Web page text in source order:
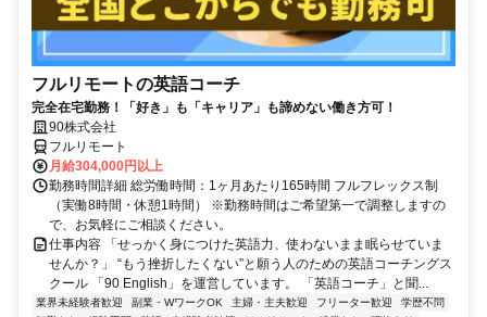
フルリモートの英語コーチ
完全在宅勤務！「好き」も「キャリア」も諦めない働き方可！
90株式会社
フルリモート
月給304,000円以上
勤務時間詳細 総労働時間：1ヶ月あたり165時間 フルフレックス制
（実働8時間・休憩1時間） ※勤務時間はご希望第一で調整しますの
で、お気軽にご相談ください。
仕事内容 「せっかく身につけた英語力、使わないまま眠らせていま
せんか？」 “もう挫折したくない”と願う人のための英語コーチングス
クール 「90 English」を運営しています。 「英語コーチ」と聞...
業界未経験者歓迎 副業・WワークOK 主婦・主夫歓迎 フリーター歓迎
学歴不問